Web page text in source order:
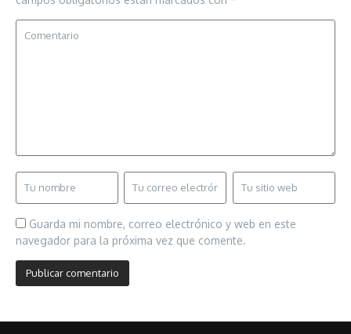
Guarda mi nombre, correo electrónico y web en este
navegador para la próxima vez que comente.